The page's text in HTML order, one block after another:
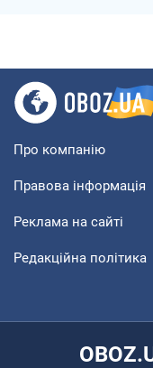
Про компанію
Правова інформація
Реклама на сайті
Редакційна політика